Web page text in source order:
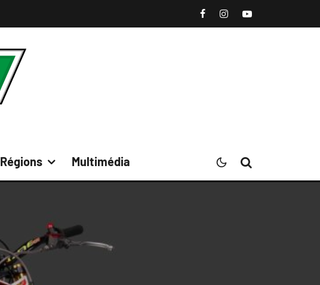
Régions Multimédia